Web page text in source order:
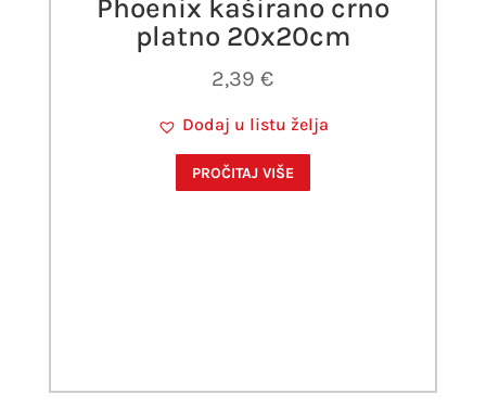
Phoenix kaširano crno
platno 20x20cm
2,39€
Dodaj u listu želja
PROČITAJ VIŠE